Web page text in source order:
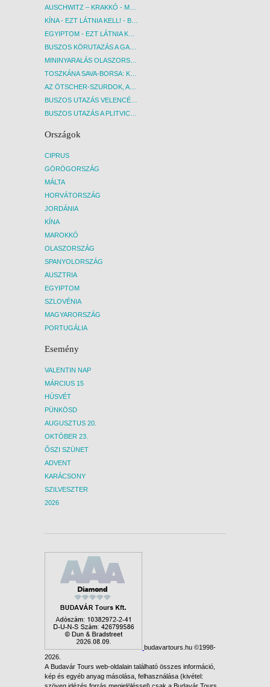
Országok
CIPRUS
GÖRÖGORSZÁG
MÁLTA
HORVÁTORSZÁG
JORDÁNIA
KÍNA
MAROKKÓ
OLASZORSZÁG
SPANYOLORSZÁG
AUSZTRIA
EGYIPTOM
SZLOVÉNIA
MAGYARORSZÁG
PORTUGÁLIA
Esemény
VALENTIN NAP
MÁRCIUS 15
HÚSVÉT
PÜNKÖSD
AUGUSZTUS 20.
OKTÓBER 23.
ŐSZI SZÜNET
ADVENT
KARÁCSONY
SZILVESZTER
2026
budavartours.hu ©1998-
2026.
A Budavár Tours web-oldalain található összes információ,
kép és egyéb anyag másolása, felhasználása (kivétel: